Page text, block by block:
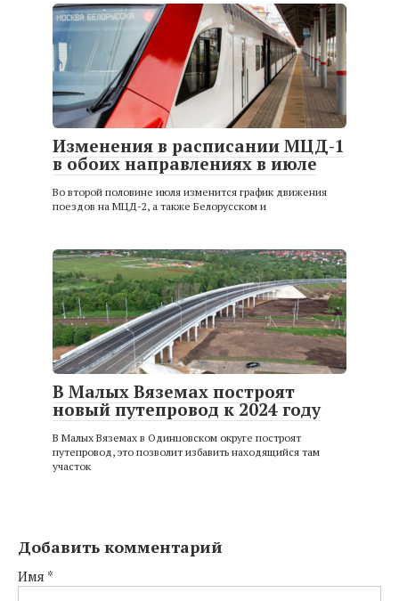
Изменения в расписании МЦД-1
в обоих направлениях в июле
Во второй половине июля изменится график движения
поездов на МЦД-2, а также Белорусском и
В Малых Вяземах построят
новый путепровод к 2024 году
В Малых Вяземах в Одинцовском округе построят
путепровод, это позволит избавить находящийся там
участок
Добавить комментарий
Имя *